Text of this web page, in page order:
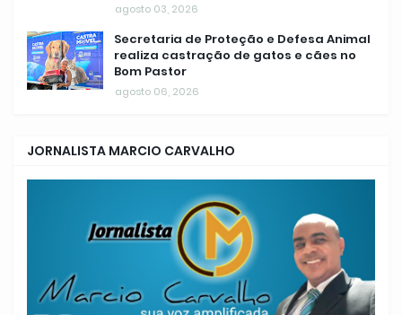
agosto 03, 2026
Secretaria de Proteção e Defesa Animal
realiza castração de gatos e cães no
Bom Pastor
agosto 06, 2026
JORNALISTA MARCIO CARVALHO